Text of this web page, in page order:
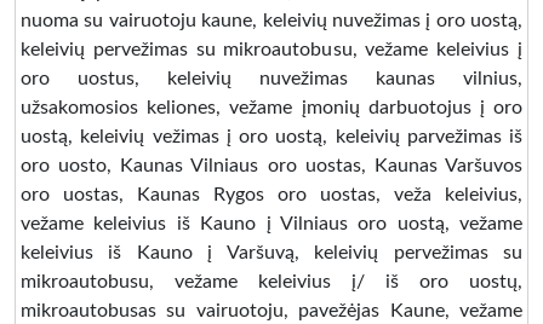
nuoma su vairuotoju kaune, keleivių nuvežimas į oro uostą,
keleivių pervežimas su mikroautobusu, vežame keleivius į
oro uostus, keleivių nuvežimas kaunas vilnius,
užsakomosios keliones, vežame įmonių darbuotojus į oro
uostą, keleivių vežimas į oro uostą, keleivių parvežimas iš
oro uosto, Kaunas Vilniaus oro uostas, Kaunas Varšuvos
oro uostas, Kaunas Rygos oro uostas, veža keleivius,
vežame keleivius iš Kauno į Vilniaus oro uostą, vežame
keleivius iš Kauno į Varšuvą, keleivių pervežimas su
mikroautobusu, vežame keleivius į/ iš oro uostų,
mikroautobusas su vairuotoju, pavežėjas Kaune, vežame